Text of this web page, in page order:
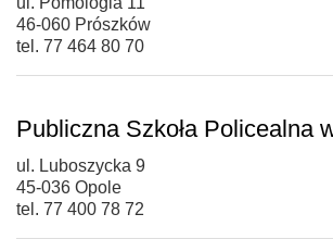
46-060 Prószków
tel. 77 464 80 70
Publiczna Szkoła Policealna
ul. Luboszycka 9
45-036 Opole
tel. 77 400 78 72